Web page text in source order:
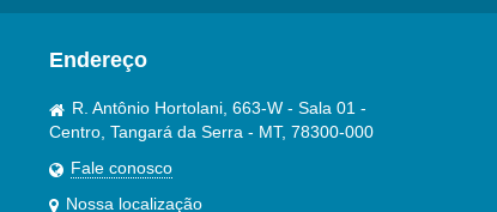
Endereço
R. Antônio Hortolani, 663-W - Sala 01 -
Centro, Tangará da Serra - MT, 78300-000
Fale conosco
Nossa localização